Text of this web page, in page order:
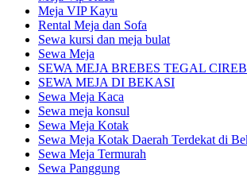
Meja VIP Kayu
Rental Meja dan Sofa
Sewa kursi dan meja bulat
Sewa Meja
SEWA MEJA BREBES TEGAL
SEWA MEJA DI BEKASI
Sewa Meja Kaca
Sewa meja konsul
Sewa Meja Kotak
Sewa Meja Kotak Daerah Terdekat di
Sewa Meja Termurah
Sewa Panggung